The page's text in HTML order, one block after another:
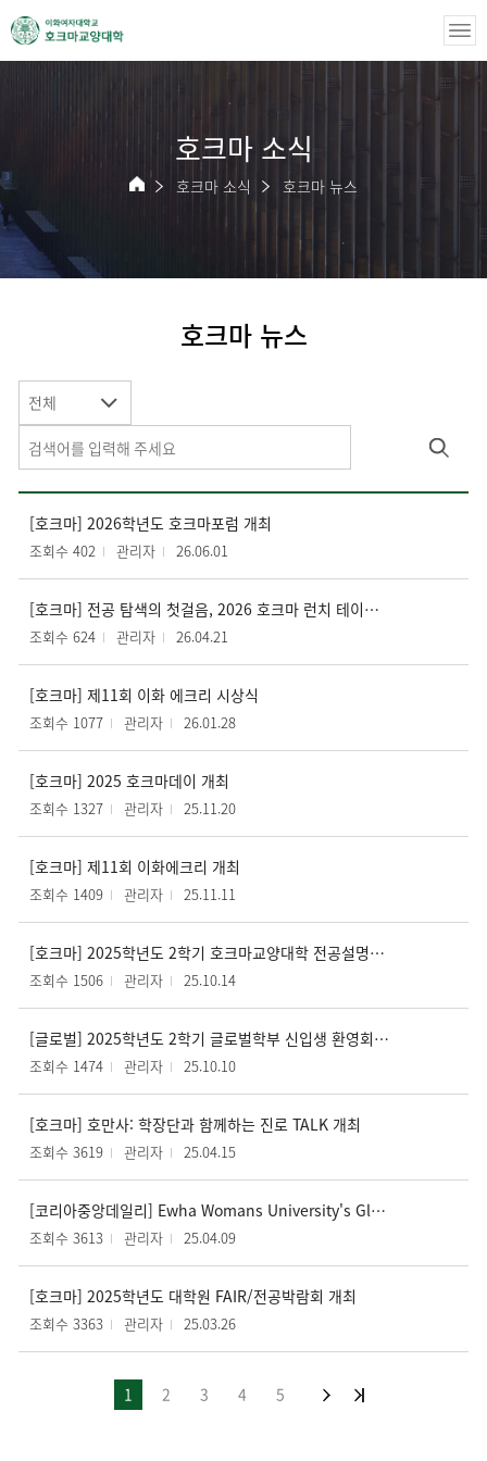
호크마 소식
호크마 소식 호크마 뉴스
호크마 뉴스
전체
[호크마] 2026학년도 호크마포럼 개최
조회수 402 관리자 26.06.01
[호크마] 전공 탐색의 첫걸음, 2026 호크마 런치 테이블 개최
조회수 624 관리자 26.04.21
[호크마] 제11회 이화 에크리 시상식
조회수 1077 관리자 26.01.28
[호크마] 2025 호크마데이 개최
조회수 1327 관리자 25.11.20
[호크마] 제11회 이화에크리 개최
조회수 1409 관리자 25.11.11
[호크마] 2025학년도 2학기 호크마교양대학 전공설명회 개최
조회수 1506 관리자 25.10.14
[글로벌] 2025학년도 2학기 글로벌학부 신입생 환영회 개최
조회수 1474 관리자 25.10.10
[호크마] 호만사: 학장단과 함께하는 진로 TALK 개최
조회수 3619 관리자 25.04.15
[코리아중앙데일리] Ewha Womans University's Global Scholars Program supports integration for international students (2025.04.08)
조회수 3613 관리자 25.04.09
[호크마] 2025학년도 대학원 FAIR/전공박람회 개최
조회수 3363 관리자 25.03.26
1 2 3 4 5